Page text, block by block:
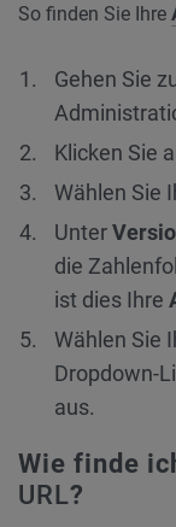
So finden Sie Ihre
Gehen Sie
Klicken Sie
Wählen Sie
Unter
die
ist dies Ihre
Wählen Sie
Dropdown-
aus.
Wie finde
URL?